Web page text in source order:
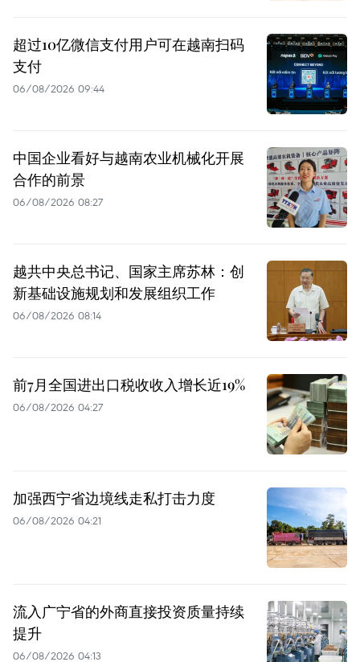
超过10亿微信支付用户可在越南扫码
支付
06/08/2026 09:44
中国企业看好与越南农业机械化开展
合作的前景
06/08/2026 08:27
越共中央总书记、国家主席苏林：创
新基础设施规划和发展组织工作
06/08/2026 08:14
前7月全国进出口税收收入增长近19%
06/08/2026 04:27
加强西宁省边境线走私打击力度
06/08/2026 04:21
流入广宁省的外商直接投资质量持续
提升
06/08/2026 04:13